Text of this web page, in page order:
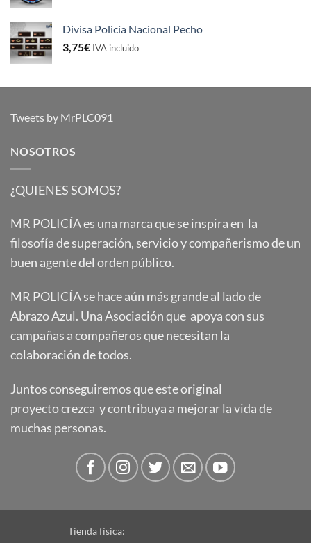
Divisa Policía Nacional Pecho
3,75€ IVA incluido
Tweets by MrPLC091
NOSOTROS
¿QUIENES SOMOS?
MR POLICÍA es una marca que se inspira en la
filosofía de superación, servicio y compañerismo de un
buen agente del orden público.
MR POLICÍA se hace aún más grande al lado de
Abrazo Azul. Una Asociación que apoya con sus
campañas a compañeros que necesitan la
colaboración de todos.
Juntos conseguiremos que este original
proyecto crezca y contribuya a mejorar la vida de
muchas personas.
Tienda física: